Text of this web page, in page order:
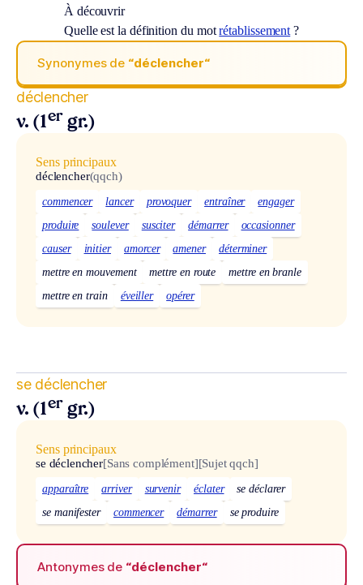
À découvrir
Quelle est la définition du motrétablissement ?
Synonymes de “déclencher“
déclencher
v. (1er gr.)
Sens principaux
déclencher(qqch)
commencer lancer provoquer entraîner
engager
produire
soulever susciter démarrer
occasionner
causer
initier amorcer amener
déterminer
mettre en mouvement
mettre en route
mettre en branle
mettre en train
éveiller opérer
se déclencher
v. (1er gr.)
Sens principaux
se déclencher[Sans complément][Sujet qqch]
apparaître arriver survenir éclater
se déclarer
se manifester
commencer démarrer se produire
Antonymes de “déclencher“